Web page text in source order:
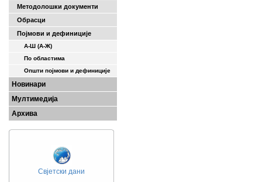
Методолошки документи
Обрасци
Појмови и дефиниције
А-Ш (A-Ж)
По областима
Општи појмови и дефиниције
Новинари
Мултимедија
Архива
Свјетски дани